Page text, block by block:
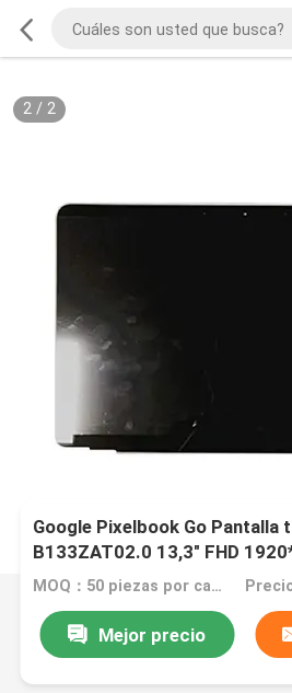
2/ 2
Google Pixelbook Go Pantalla
B133ZAT02.0 13,3" FHD
Panel de reemplazo para
MOQ：50 piezas por caja
Mejor precio